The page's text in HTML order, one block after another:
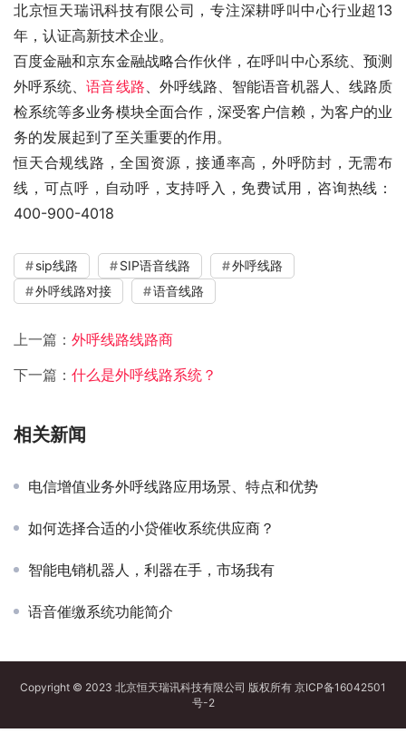
北京恒天瑞讯科技有限公司，专注深耕呼叫中心行业超13
年，认证高新技术企业。
百度金融和京东金融战略合作伙伴，在呼叫中心系统、预测
外呼系统、语音线路、外呼线路、智能语音机器人、线路质
检系统等多业务模块全面合作，深受客户信赖，为客户的业
务的发展起到了至关重要的作用。
恒天合规线路，全国资源，接通率高，外呼防封，无需布
线，可点呼，自动呼，支持呼入，免费试用，咨询热线：
400-900-4018
sip线路 SIP语音线路
外呼线路
外呼线路对接
语音线路
上一篇： 外呼线路线路商
下一篇： 什么是外呼线路系统？
相关新闻
电信增值业务外呼线路应用场景、特点和优势
如何选择合适的小贷催收系统供应商？
智能电销机器人，利器在手，市场我有
语音催缴系统功能简介
Copyright © 2023 北京恒天瑞讯科技有限公司 版权所有 京ICP备16042501
号-2